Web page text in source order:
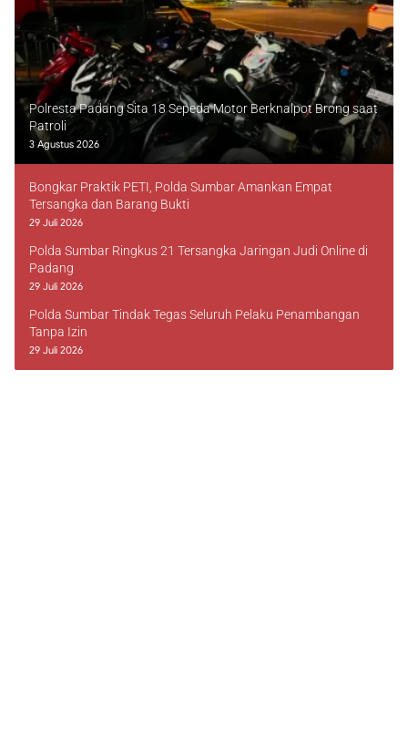
Polresta Padang Sita 18 Sepeda Motor Berknalpot Brong saat
Patroli
3 Agustus 2026
Bongkar Praktik PETI, Polda Sumbar Amankan Empat
Tersangka dan Barang Bukti
29 Juli 2026
Polda Sumbar Ringkus 21 Tersangka Jaringan Judi Online di
Padang
29 Juli 2026
Polda Sumbar Tindak Tegas Seluruh Pelaku Penambangan
Tanpa Izin
29 Juli 2026